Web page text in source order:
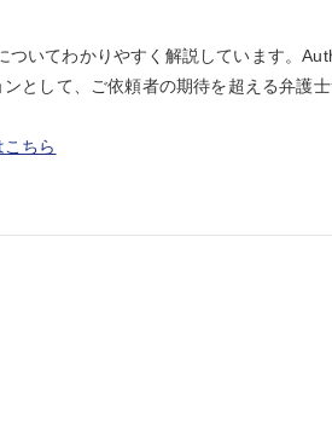
いてわかりやすく解説しています。
として、ご依頼者の期待を超える弁護
ちら